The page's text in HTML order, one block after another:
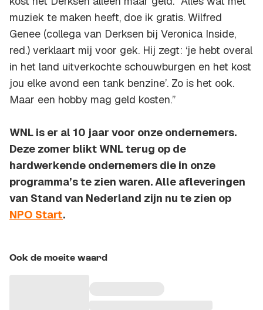
muziek te maken heeft, doe ik gratis. Wilfred
Genee (collega van Derksen bij Veronica Inside,
red.) verklaart mij voor gek. Hij zegt: ‘je hebt overal
in het land uitverkochte schouwburgen en het kost
jou elke avond een tank benzine’. Zo is het ook.
Maar een hobby mag geld kosten.”
WNL is er al 10 jaar voor onze ondernemers.
Deze zomer blikt WNL terug op de
hardwerkende ondernemers die in onze
programma’s te zien waren. Alle afleveringen
van Stand van Nederland zijn nu te zien op
NPO Start.
Ook de moeite waard